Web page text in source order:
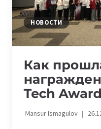
НОВОСТИ
Как
Tech
Mansur Ismagulov